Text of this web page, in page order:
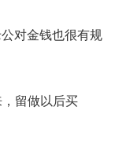
对金钱也很有规
留做以后买